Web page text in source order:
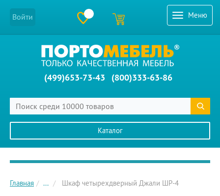
Меню
Войти
(499)653-73-43 (800)333-63-86
Каталог
Главное меню сайта
Главная ... Шкаф четырехдверный Джали ШР-4